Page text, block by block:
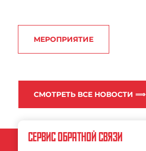
МЕРОПРИЯТИЕ
СМОТРЕТЬ ВСЕ НОВОСТИ ⟹
СЕРВИС ОБРАТНОЙ СВЯЗИ